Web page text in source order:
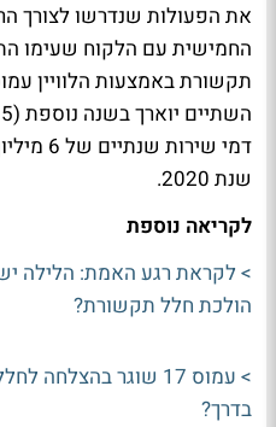
את הפעולות שנדרשו לצורך
החמישית עם הלקוח שעימו
דמי
שנת 2020.
לקריאה נוספת
הולכת חלל תקשורת?
> עמוס 17 שוגר
בדרך?